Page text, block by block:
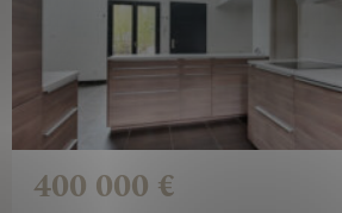
400 000 €